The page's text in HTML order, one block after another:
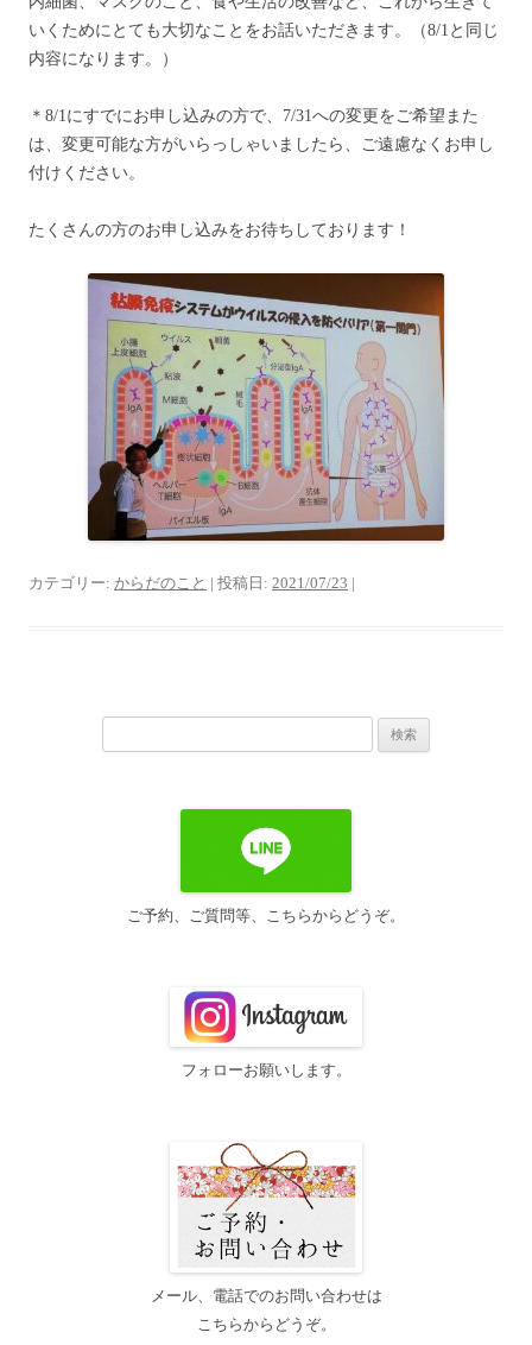
いくためにとても大切なことをお話いただきます。（8/1と同じ
内容になります。）
＊8/1にすでにお申し込みの方で、7/31への変更をご希望また
は、変更可能な方がいらっしゃいましたら、ご遠慮なくお申し
付けください。
たくさんの方のお申し込みをお待ちしております！
カテゴリー: からだのこと | 投稿日: 2021/07/23 |
ご予約、ご質問等、こちらからどうぞ。
フォローお願いします。
メール、電話でのお問い合わせは
こちらからどうぞ。